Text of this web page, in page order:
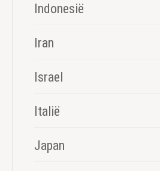
Indonesië
Iran
Israel
Italië
Japan